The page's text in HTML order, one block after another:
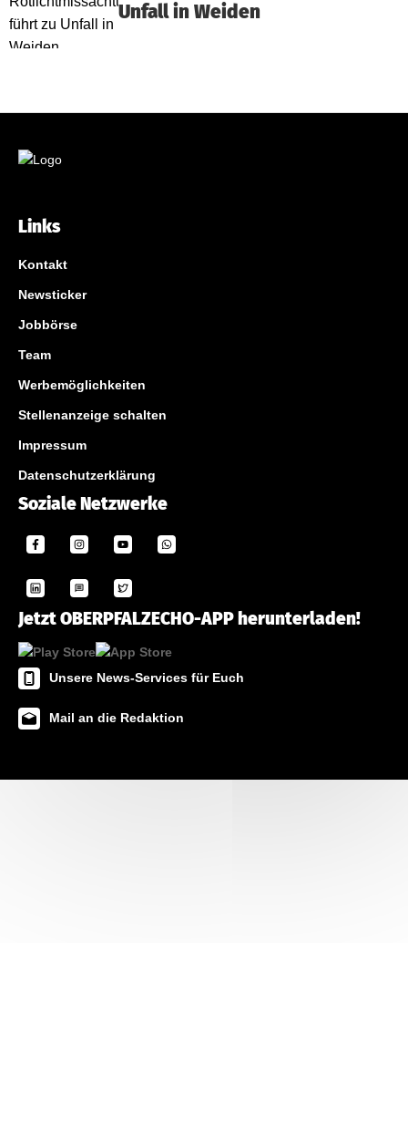
Unfall in Weiden
Links
Kontakt
Newsticker
Jobbörse
Team
Werbemöglichkeiten
Stellenanzeige schalten
Impressum
Datenschutzerklärung
Soziale Netzwerke
Jetzt OBERPFALZECHO-APP herunterladen!
Unsere News-Services für Euch
Mail an die Redaktion